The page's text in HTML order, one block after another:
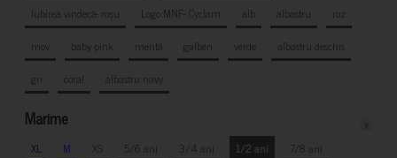
Iubirea vindecă- roșu
Logo MNF- Cyclam alb albastru
roz
mov
baby pink mentă galben verde
albastru deschis
gri
coral albastru navy
Marime
XL M XS 5/6 ani 3/4 ani 1/2 ani
7/8 ani